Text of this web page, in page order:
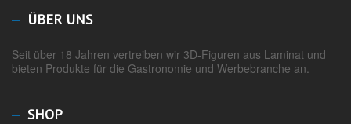
ÜBER UNS
Seit über 18 Jahren vertreiben wir 3D-Figuren aus Laminat und
bieten Produkte für die Gastronomie und Werbebranche an.
SHOP